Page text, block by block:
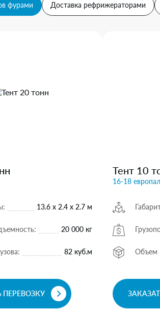
фурами Доставка рефрижераторами
13.6 х 2.4 х 2.7 м
20 000 кг
82 куб.м
ПЕРЕВОЗКУ
Тент 10
16-18
Объем